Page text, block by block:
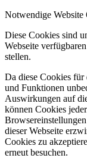
Notwendige Website
Diese Cookies sind
Webseite
stellen.
Da diese Cookies für
und Funktionen
Auswirkungen auf
können Cookies
dieser Webseite
Cookies zu
erneut besuchen.